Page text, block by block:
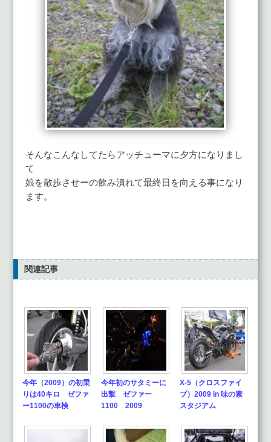
そんなこんなしてたらアッチューマに夕方になりまし
て
娘を散歩させーの飲み潰れて最終日を向える事になり
ます。
関連記事
今年（2009）の初乗
りは40キロ ゼファ
ー1100の車検
今年初のサタミーに
出撃 ゼファー
1100 2009
X-5（クロスファイ
ブ）2009 in 味の素
スタジアム